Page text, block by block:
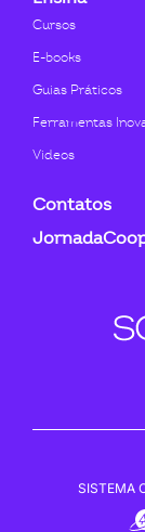
Cursos
E-books
Guias Práticos
Ferramentas
Videos
Contatos
SISTEMA